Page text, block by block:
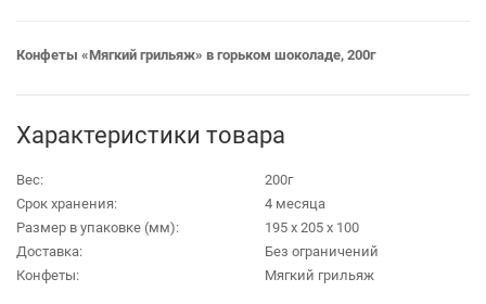
Конфеты «Мягкий грильяж» в горьком шоколаде, 200г
Характеристики товара
Вес:
200г
Срок хранения:
4 месяца
Размер в упаковке (мм):
195 х 205 х 100
Доставка:
Без ограничений
Конфеты:
Мягкий грильяж